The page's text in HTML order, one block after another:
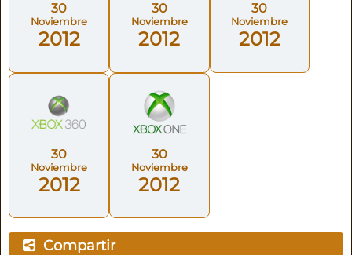
30
Noviembre
2012
30
Noviembre
2012
30
Noviembre
2012
30
Noviembre
2012
30
Noviembre
2012
Compartir